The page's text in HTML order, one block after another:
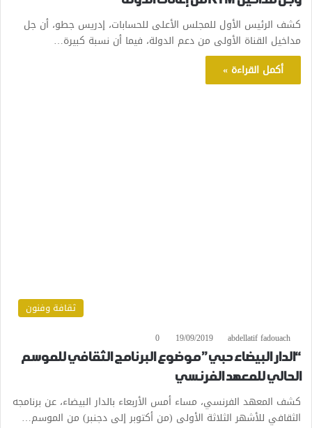
كشف الرئيس الأول للمجلس الأعلى للحسابات، إدريس جطو، أن جل
مداخيل القناة الأولى من دعم الدولة، فيما أن نسبة كبيرة…
أكمل القراءة »
ثقافة وفنون
abdellatif fadouach
19/09/2019
0
“الدار البيضاء حبي” موضوع البرنامج الثقافي للموسم
الحالي للمعهد الفرنسي
كشف المعهد الفرنسي، مساء أمس الأربعاء بالدار البيضاء، عن برنامجه
الثقافي للأشهر الثلاثة الأولى (من أكتوبر إلى دجنبر) من الموسم…